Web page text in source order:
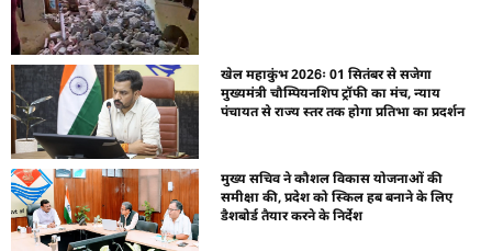
खेल महाकुंभ 2026ः 01 सितंबर से सजेगा
मुख्यमंत्री चौम्पियनशिप ट्रॉफी का मंच, न्याय
पंचायत से राज्य स्तर तक होगा प्रतिभा का प्रदर्शन
मुख्य सचिव ने कौशल विकास योजनाओं की
समीक्षा की, प्रदेश को स्किल हब बनाने के लिए
डैशबोर्ड तैयार करने के निर्देश